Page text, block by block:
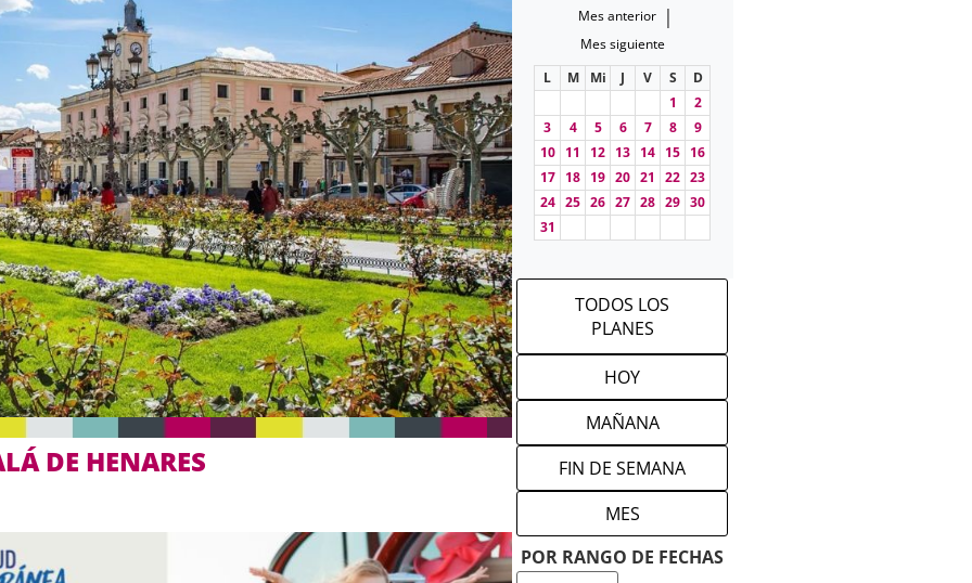
DE HENARES
Mes anterior |
Mes siguiente
L
M Mi J V S
D
1
2
3
4 5 6 7 8
9
10 11 12 13 14 15 16
17 18 19 20 21 22 23
24 25 26 27 28 29 30
31
TODOS LOS
PLANES
HOY
MAÑANA
FIN DE SEMANA
MES
POR RANGO DE FECHAS